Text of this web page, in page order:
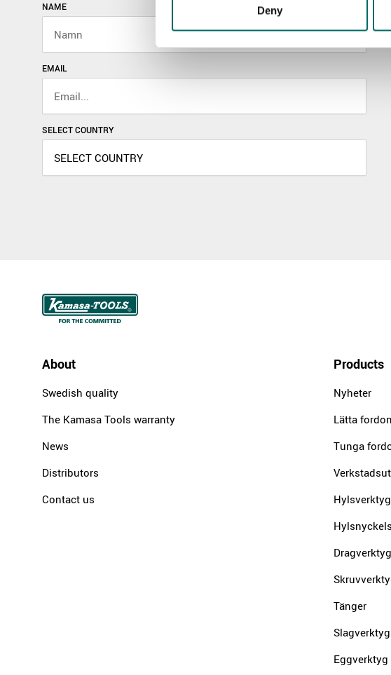
Deny
NAME
EMAIL
SELECT COUNTRY
About
Swedish quality
The Kamasa Tools warranty
News
Distributors
Contact us
Products
Nyheter
Lätta fordon
Tunga
Hylsverktyg
Dragverktyg
Tänger
Slagverktyg
Eggverktyg